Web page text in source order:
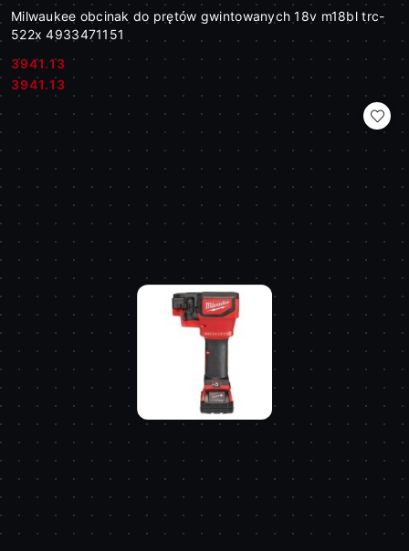
Milwaukee obcinak do prętów gwintowanych 18v m18bl trc-
522x 4933471151
Cena:
3941.13
Cena:
3941.13